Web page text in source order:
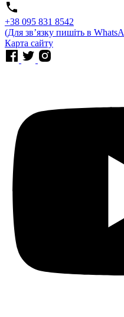
⁨+38 095 831 8542⁩
(Для звʼязку пишіть в
Карта сайту